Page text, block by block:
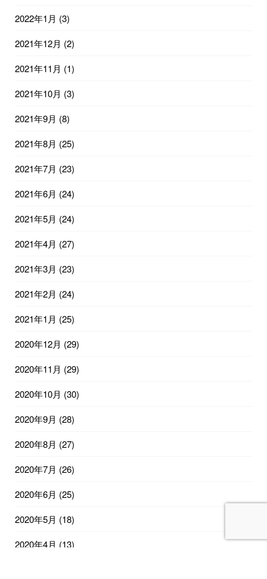
2022年1月 (3)
2021年12月 (2)
2021年11月 (1)
2021年10月 (3)
2021年9月 (8)
2021年8月 (25)
2021年7月 (23)
2021年6月 (24)
2021年5月 (24)
2021年4月 (27)
2021年3月 (23)
2021年2月 (24)
2021年1月 (25)
2020年12月 (29)
2020年11月 (29)
2020年10月 (30)
2020年9月 (28)
2020年8月 (27)
2020年7月 (26)
2020年6月 (25)
2020年5月 (18)
2020年4月 (13)